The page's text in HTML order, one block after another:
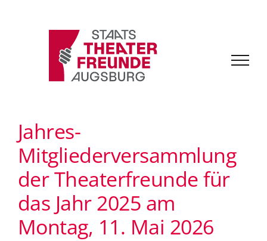
Jahres-
Mitgliederversammlung
der Theaterfreunde für
das Jahr 2025 am
Montag, 11. Mai 2026